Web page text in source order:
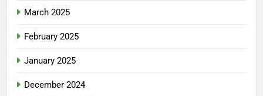
March 2025
February 2025
January 2025
December 2024